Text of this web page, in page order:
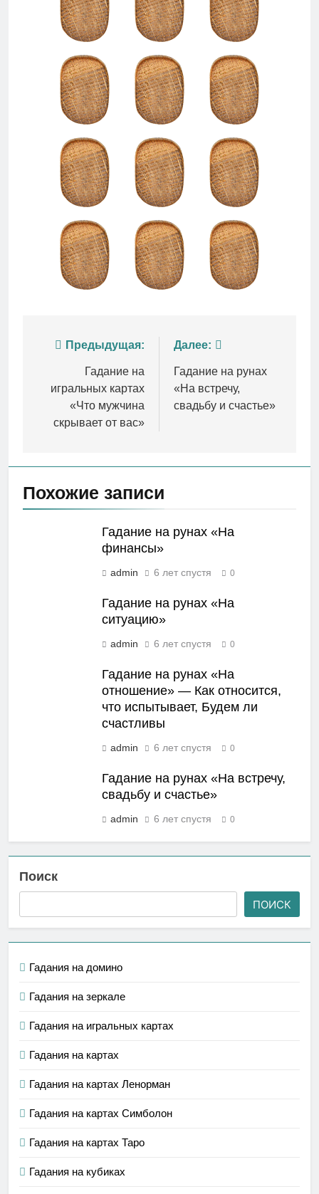
Навигация
записям
Предыдущая:
Гадание на
игральных картах
«Что мужчина
скрывает от вас»
Далее:
Гадание на рунах
«На встречу,
свадьбу и счастье»
Похожие записи
Гадание на рунах «На
финансы»
admin 6 лет спустя 0
Гадание на рунах «На
ситуацию»
admin 6 лет спустя 0
Гадание на рунах «На
отношение» — Как относится,
что испытывает, Будем ли
счастливы
admin 6 лет спустя 0
Гадание на рунах «На встречу,
свадьбу и счастье»
admin 6 лет спустя 0
Поиск
ПОИСК
Гадания на домино
Гадания на зеркале
Гадания на игральных картах
Гадания на картах
Гадания на картах Ленорман
Гадания на картах Симболон
Гадания на картах Таро
Гадания на кубиках